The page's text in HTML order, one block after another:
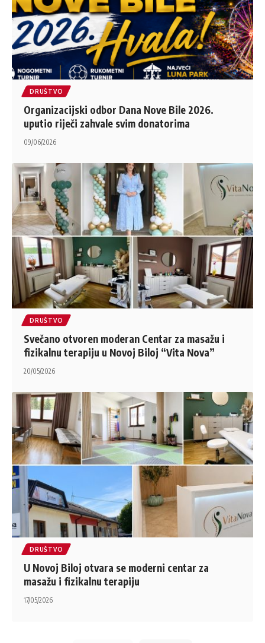
DRUŠTVO
Organizacijski odbor Dana Nove Bile 2026.
uputio riječi zahvale svim donatorima
09/06/2026
DRUŠTVO
Svečano otvoren moderan Centar za masažu i
fizikalnu terapiju u Novoj Biloj “Vita Nova”
20/05/2026
DRUŠTVO
U Novoj Biloj otvara se moderni centar za
masažu i fizikalnu terapiju
17/05/2026